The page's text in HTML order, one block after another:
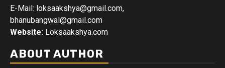
E-Mail: loksaakshya@gmail.com,
bhanubangwal@gmail.com
Website: Loksaakshya.com
ABOUT AUTHOR